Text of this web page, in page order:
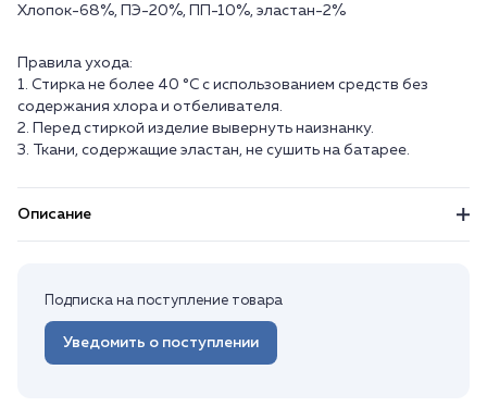
Хлопок-68%, ПЭ-20%, ПП-10%, эластан-2%
Правила ухода:
1. Стирка не более 40 °C с использованием средств без
содержания хлора и отбеливателя.
2. Перед стиркой изделие вывернуть наизнанку.
3. Ткани, содержащие эластан, не сушить на батарее.
Описание
Подписка на поступление товара
Уведомить о поступлении